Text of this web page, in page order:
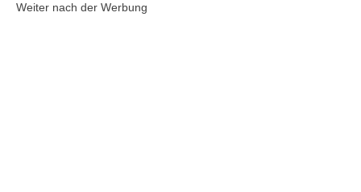
Weiter nach der Werbung